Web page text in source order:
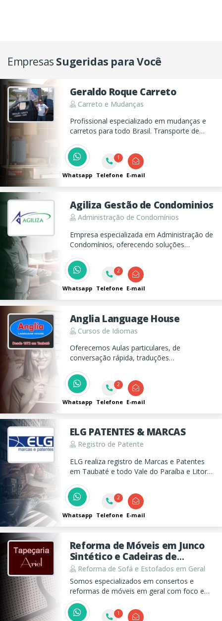
Empresas Sugeridas para Você
Geraldo Roque Carreto
Carreto e Mudanças
Profissional especializado em mudanças e
carretos para todo Brasil. Transporte de
com qualidade e segurança.
Whatsapp
1
Telefone E-mail
Agiliza Gestão de Condominios
Administração de Condomínios
Empresa especializada em Administração de
Condomínios, oferecendo soluções
Paraíba e Litoral Norte. Entre em contato e
descomplique sua vida.
Whatsapp
2
Telefone E-mail
Anglia Language House
Cursos de Idiomas
Oferecemos Aulas particulares, de
conversação rápida, traduções
proficiência, mestrado e doutorado e ensino
de vários idiomas em Taubaté
Whatsapp
2
Telefone E-mail
ELG PATENTES & MARCAS
Registro de Patente
ELG realiza registro de Marcas e Patentes
em Taubaté e todo Vale do Paraíba e Litoral
Whatsapp
2
Telefone E-mail
Reforma de Móveis em Junco
Sintético e Cadeiras de
Palhinha Natural Sintético
Ariel
Reforma de Sofá e Estofados em Geral
Somos especializados em consertos e
reformas de móveis em geral com foco em
sofás e estofados em geral e tambem em
móveis de junco sintético, vime e palhinha.
1